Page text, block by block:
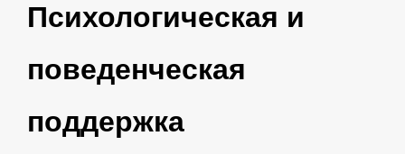
Психологическая и
поведенческая
поддержка